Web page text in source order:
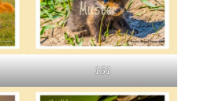
151